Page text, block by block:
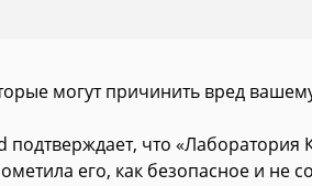
могут причинить вред
подтверждает, что
его, как безопасное и не